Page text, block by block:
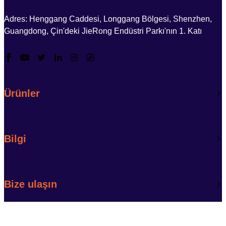
Adres: Henggang Caddesi, Longgang Bölgesi, Shenzhen,
Guangdong, Çin'deki JieRong Endüstri Parkı'nın 1. Katı
Ürünler
Bilgi
Bize ulaşın